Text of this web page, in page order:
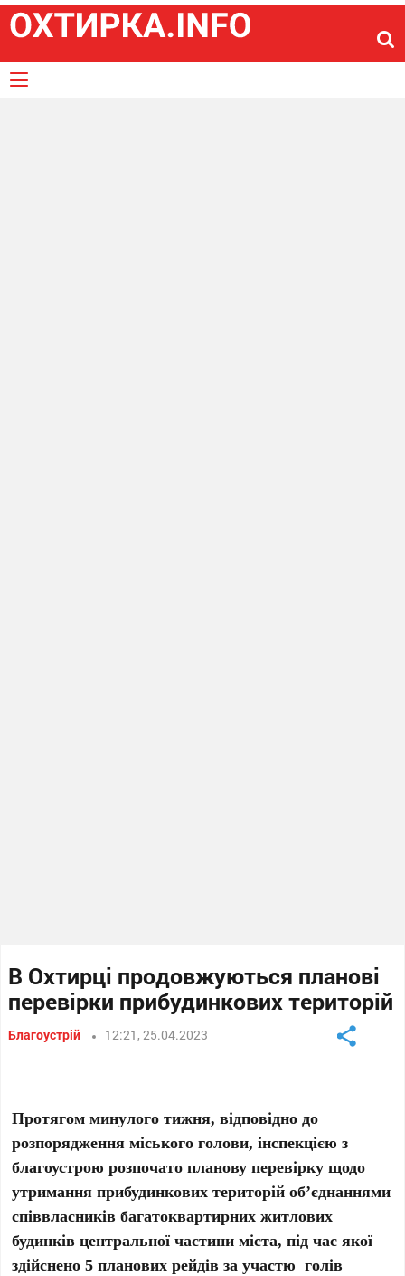
В Охтирці продовжуються планові
перевірки прибудинкових територій
Благоустрій 12:21, 25.04.2023
Протягом минулого тижня, відповідно до
розпорядження міського голови, інспекцією з
благоустрою розпочато планову перевірку щодо
утримання прибудинкових територій об’єднаннями
співвласників багатоквартирних житлових
будинків центральної частини міста, під час якої
здійснено 5 планових рейдів за участю голів